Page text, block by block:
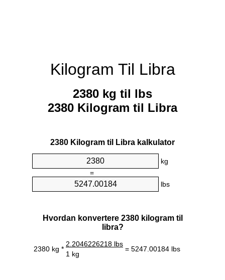
Kilogram Til Libra
2380 kg til lbs
2380 Kilogram til Libra
2380 Kilogram til Libra kalkulator
kg
=
lbs
Hvordan konvertere 2380 kilogram til
libra?
2380 kg *
2.2046226218 lbs
= 5247.00184 lbs
1 kg